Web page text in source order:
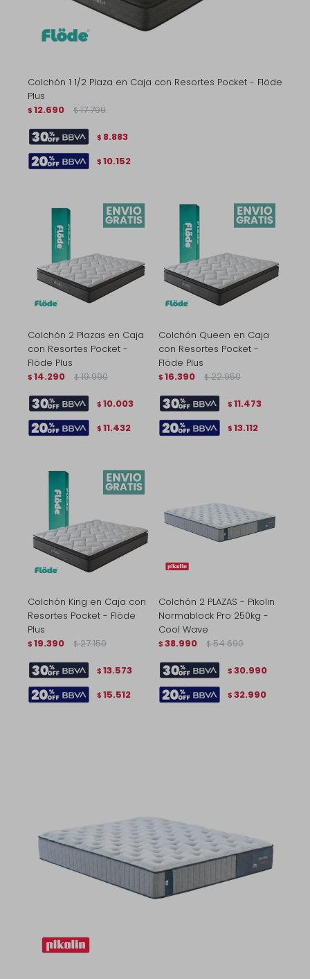
Colchón 1 1/2 Plaza en Caja con Resortes Pocket - Flöde
Plus
$ 12.690 $ 17.790
$ 8.883
$ 10.152
Colchón 2 Plazas en Caja
con Resortes Pocket -
Flöde Plus
$ 14.290 $ 19.990
$ 10.003
$ 11.432
Colchón Queen en Caja
con Resortes Pocket -
Flöde Plus
$ 16.390 $ 22.950
$ 11.473
$ 13.112
Colchón King en Caja con
Resortes Pocket - Flöde
Plus
$ 19.390 $ 27.150
$ 13.573
$ 15.512
Colchón 2 PLAZAS - Pikolin
Normablock Pro 250kg -
Cool Wave
$ 38.990 $ 54.690
$ 30.990
$ 32.990